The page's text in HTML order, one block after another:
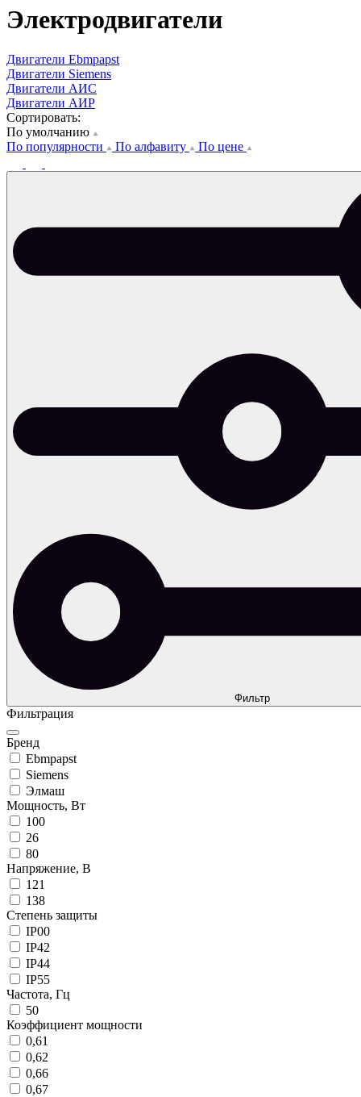
Электродвигатели
Двигатели Ebmpapst
Двигатели Siemens
Двигатели АИС
Двигатели АИР
Сортировать:
По умолчанию
По популярности
По алфавиту По цене
Фильтр
Фильтрация
Бренд
Ebmpapst
Siemens
Элмаш
Мощность, Вт
100
26
80
Напряжение, B
121
138
Степень защиты
IP00
IP42
IP44
IP55
Частота, Гц
50
Коэффициент мощности
0,61
0,62
0,66
0,67